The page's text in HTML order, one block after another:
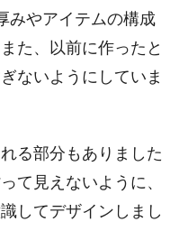
みやアイテムの構成
た、以前に作ったと
ないようにしていま
る部分もありました
て見えないように、
してデザインしまし